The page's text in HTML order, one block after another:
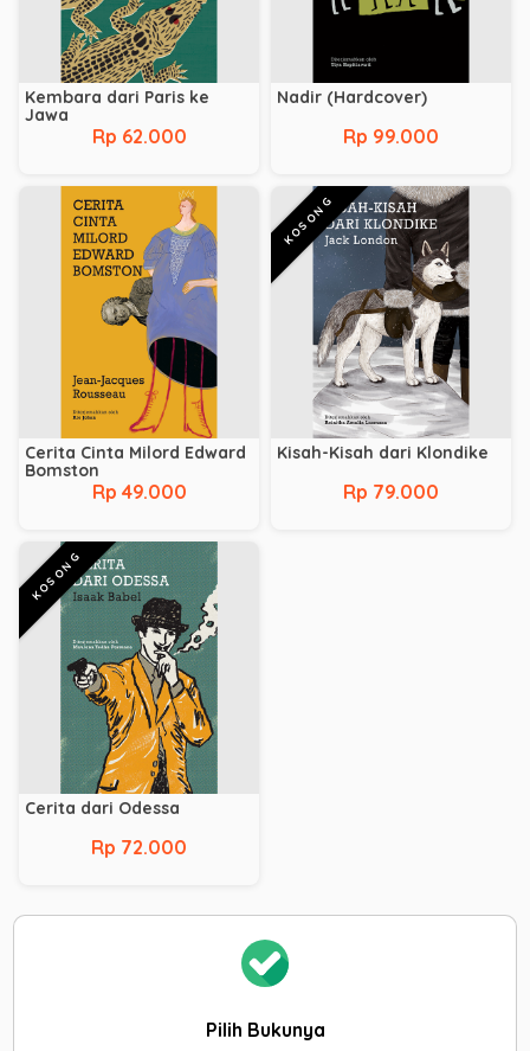
Kembara dari Paris ke
Jawa
Rp 62.000
Nadir (Hardcover)
Rp 99.000
Cerita Cinta Milord Edward
Bomston
Rp 49.000
KOSONG
Kisah-Kisah dari Klondike
Rp 79.000
KOSONG
Cerita dari Odessa
Rp 72.000
Pilih Bukunya